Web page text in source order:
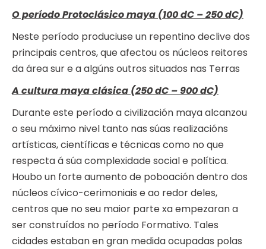
O período Protoclásico maya (100 dC – 250 dC)
Neste período produciuse un repentino declive dos
principais centros, que afectou os núcleos reitores
da área sur e a algúns outros situados nas Terras
A cultura maya clásica (250 dC – 900 dC)
Durante este período a civilización maya alcanzou
o seu máximo nivel tanto nas súas realizacións
artísticas, científicas e técnicas como no que
respecta á súa complexidade social e política.
Houbo un forte aumento de poboación dentro dos
núcleos cívico-cerimoniais e ao redor deles,
centros que no seu maior parte xa empezaran a
ser construídos no período Formativo. Tales
cidades estaban en gran medida ocupadas polas